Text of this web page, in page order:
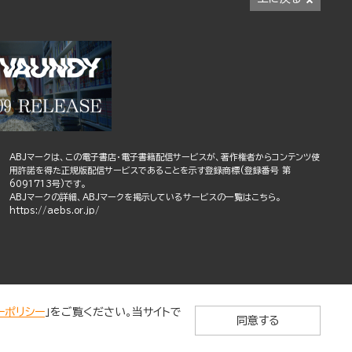
ABJマークは、この電子書店・電子書籍配信サービスが、著作権者からコンテンツ使
用許諾を得た正規版配信サービスであることを示す登録商標(登録番号 第
6091713号)です。
ABJマークの詳細、ABJマークを掲示しているサービスの一覧はこちら。
https://aebs.or.jp/
ポリシー 」をご覧ください。当サイトで
同意する